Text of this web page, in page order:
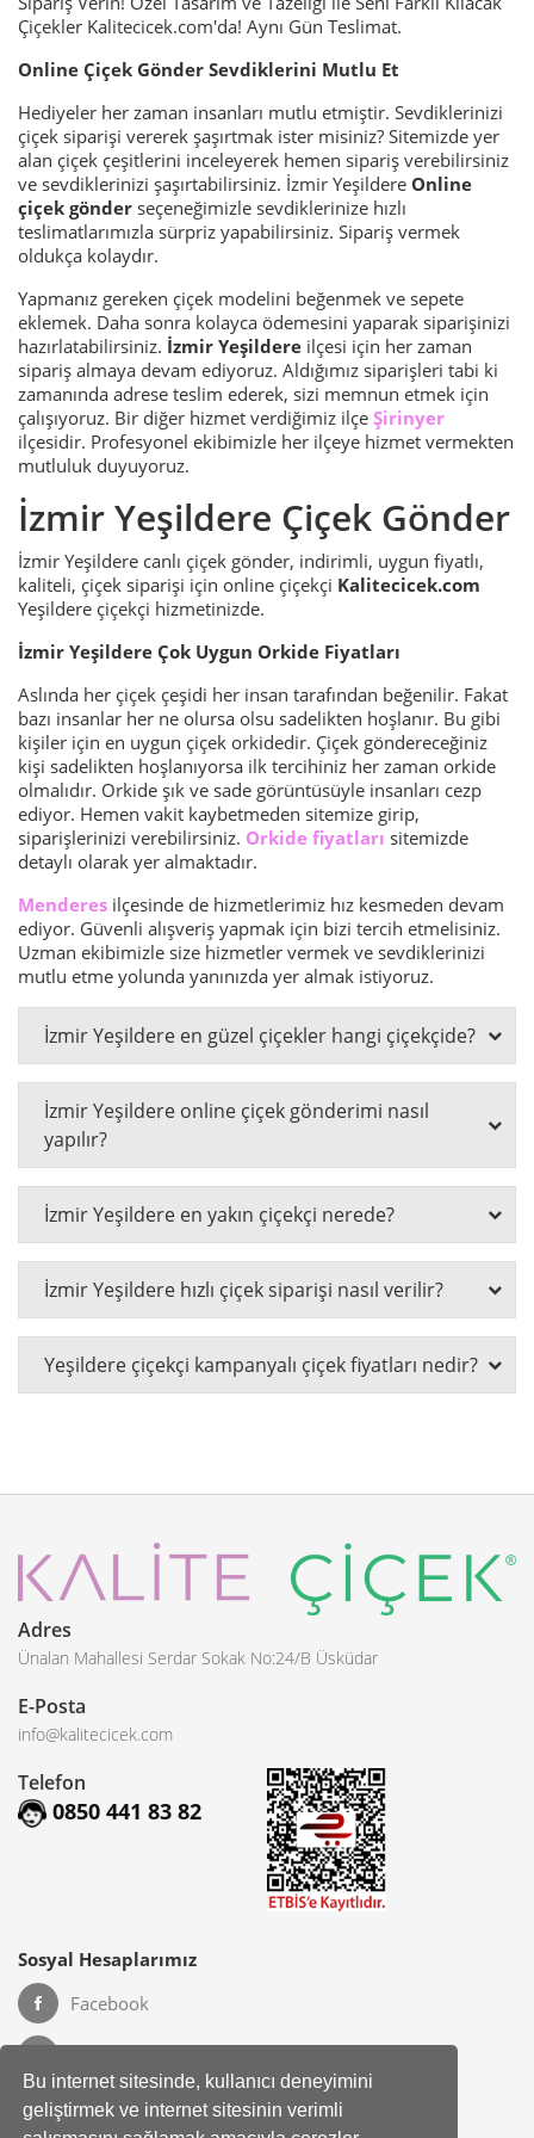
Bu internet sitesinde, kullanıcı deneyimini
geliştirmek ve internet sitesinin verimli
Çiçekler Kalitecicek.com'da! Aynı Gün Teslimat.
Online Çiçek Gönder Sevdiklerini Mutlu Et
Hediyeler her zaman insanları mutlu etmiştir. Sevdiklerinizi
çiçek siparişi vererek şaşırtmak ister misiniz? Sitemizde yer
alan çiçek çeşitlerini inceleyerek hemen sipariş verebilirsiniz
ve sevdiklerinizi şaşırtabilirsiniz. İzmir Yeşildere Online
çiçek gönder seçeneğimizle sevdiklerinize hızlı
teslimatlarımızla sürpriz yapabilirsiniz. Sipariş vermek
oldukça kolaydır.
Yapmanız gereken çiçek modelini beğenmek ve sepete
eklemek. Daha sonra kolayca ödemesini yaparak siparişinizi
hazırlatabilirsiniz. İzmir Yeşildere ilçesi için her zaman
sipariş almaya devam ediyoruz. Aldığımız siparişleri tabi ki
zamanında adrese teslim ederek, sizi memnun etmek için
çalışıyoruz. Bir diğer hizmet verdiğimiz ilçe Şirinyer
ilçesidir. Profesyonel ekibimizle her ilçeye hizmet vermekten
mutluluk duyuyoruz.
İzmir Yeşildere Çiçek Gönder
İzmir Yeşildere canlı çiçek gönder, indirimli, uygun fiyatlı,
kaliteli, çiçek siparişi için online çiçekçi Kalitecicek.com
Yeşildere çiçekçi hizmetinizde.
İzmir Yeşildere Çok Uygun Orkide Fiyatları
Aslında her çiçek çeşidi her insan tarafından beğenilir. Fakat
bazı insanlar her ne olursa olsu sadelikten hoşlanır. Bu gibi
kişiler için en uygun çiçek orkidedir. Çiçek göndereceğiniz
kişi sadelikten hoşlanıyorsa ilk tercihiniz her zaman orkide
olmalıdır. Orkide şık ve sade görüntüsüyle insanları cezp
ediyor. Hemen vakit kaybetmeden sitemize girip,
siparişlerinizi verebilirsiniz. Orkide fiyatları sitemizde
detaylı olarak yer almaktadır.
Menderes ilçesinde de hizmetlerimiz hız kesmeden devam
ediyor. Güvenli alışveriş yapmak için bizi tercih etmelisiniz.
Uzman ekibimizle size hizmetler vermek ve sevdiklerinizi
mutlu etme yolunda yanınızda yer almak istiyoruz.
İzmir Yeşildere en güzel çiçekler hangi çiçekçide?
İzmir Yeşildere online çiçek gönderimi nasıl
yapılır?
İzmir Yeşildere en yakın çiçekçi nerede?
İzmir Yeşildere hızlı çiçek siparişi nasıl verilir?
Yeşildere çiçekçi kampanyalı çiçek fiyatları nedir?
Adres
Ünalan Mahallesi Serdar Sokak No:24/B Üsküdar
E-Posta
info@kalitecicek.com
Telefon
0850 441 83 82
Sosyal Hesaplarımız
Facebook